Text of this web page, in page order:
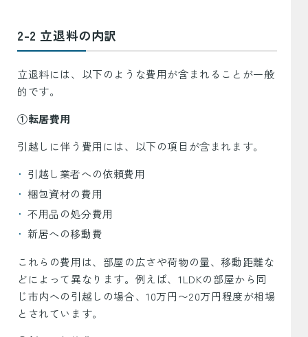
2-2 立退料の内訳
立退料には、以下のような費用が含まれることが一般
的です。
①転居費用
引越しに伴う費用には、以下の項目が含まれます。
引越し業者への依頼費用
梱包資材の費用
不用品の処分費用
新居への移動費
これらの費用は、部屋の広さや荷物の量、移動距離な
どによって異なります。例えば、1LDKの部屋から同
じ市内への引越しの場合、10万円〜20万円程度が相場
とされています。